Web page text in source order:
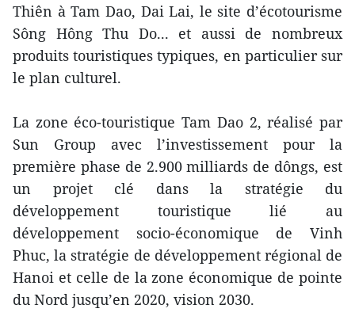
Thiên à Tam Dao, Dai Lai, le site d’écotourisme
Sông Hông Thu Do... et aussi de nombreux
produits touristiques typiques, en particulier sur
le plan culturel.
La zone éco-touristique Tam Dao 2, réalisé par
Sun Group avec l’investissement pour la
première phase de 2.900 milliards de dôngs, est
un projet clé dans la stratégie du
développement touristique lié au
développement socio-économique de Vinh
Phuc, la stratégie de développement régional de
Hanoi et celle de la zone économique de pointe
du Nord jusqu’en 2020, vision 2030.